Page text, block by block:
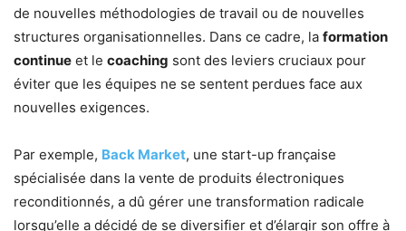
de nouvelles méthodologies de travail ou de nouvelles
structures organisationnelles. Dans ce cadre, la formation
continue et le coaching sont des leviers cruciaux pour
éviter que les équipes ne se sentent perdues face aux
nouvelles exigences.
Par exemple, Back Market, une start-up française
spécialisée dans la vente de produits électroniques
reconditionnés, a dû gérer une transformation radicale
lorsqu’elle a décidé de se diversifier et d’élargir son offre à